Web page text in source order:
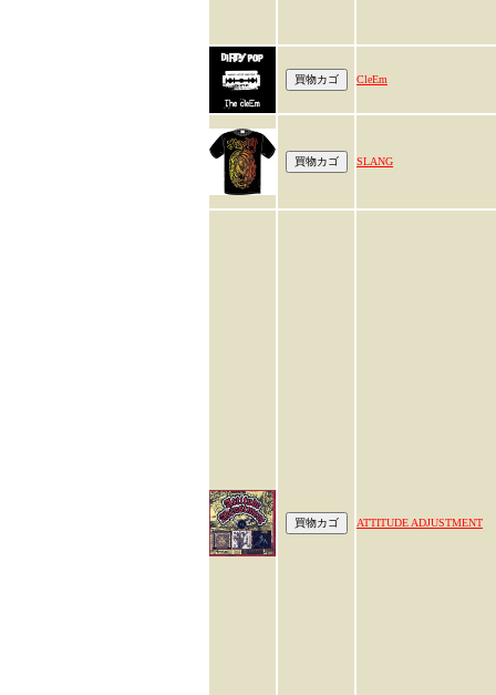
CleEm
SLANG
ATTITUDE ADJUSTMENT